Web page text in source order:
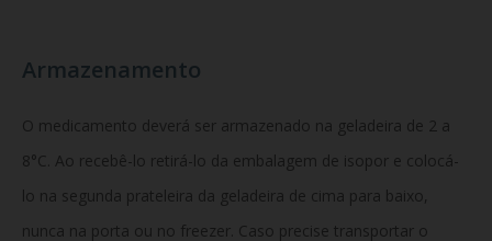
Armazenamento
O medicamento deverá ser armazenado na geladeira de 2 a
8°C. Ao recebê-lo retirá-lo da embalagem de isopor e colocá-
lo na segunda prateleira da geladeira de cima para baixo,
nunca na porta ou no freezer. Caso precise transportar o